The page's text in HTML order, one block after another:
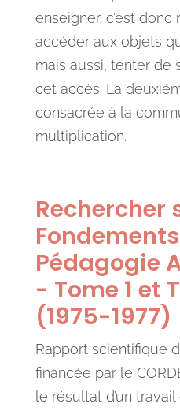
enseigner, c’est
accéder aux objets
mais aussi, tenter de
cet accès. La
consacrée à la
multiplication.
Rechercher
Pédagogie
- Tome 1 et
(1975-1977)
Rapport scientifique
financée par le
le résultat d’un